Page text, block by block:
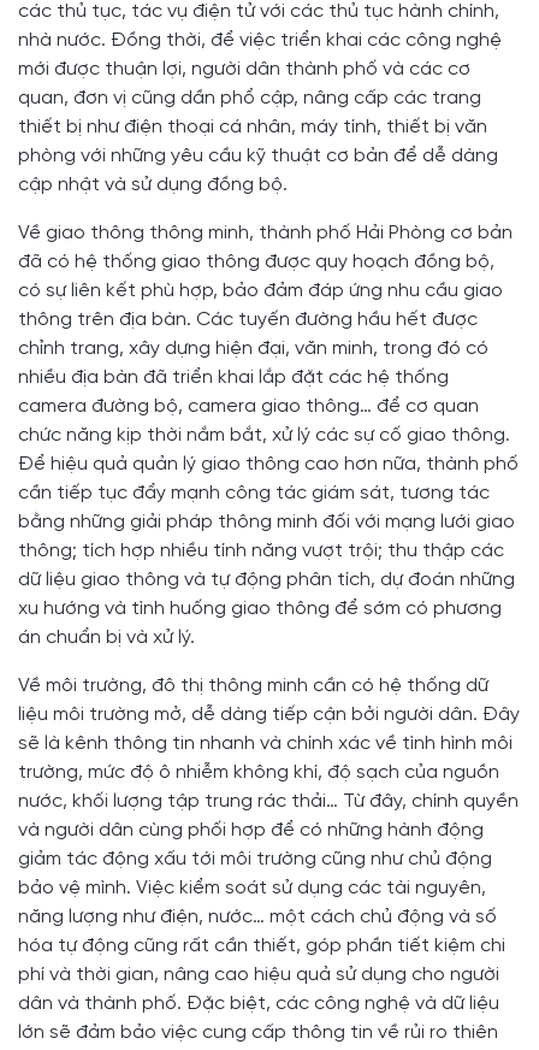
các thủ tục, tác vụ điện tử với các thủ tục hành chính,
nhà nước. Đồng thời, để việc triển khai các công nghệ
mới được thuận lợi, người dân thành phố và các cơ
quan, đơn vị cũng dần phổ cập, nâng cấp các trang
thiết bị như điện thoại cá nhân, máy tính, thiết bị văn
phòng với những yêu cầu kỹ thuật cơ bản để dễ dàng
cập nhật và sử dụng đồng bộ.
Về giao thông thông minh, thành phố Hải Phòng cơ bản
đã có hệ thống giao thông được quy hoạch đồng bộ,
có sự liên kết phù hợp, bảo đảm đáp ứng nhu cầu giao
thông trên địa bàn. Các tuyến đường hầu hết được
chỉnh trang, xây dựng hiện đại, văn minh, trong đó có
nhiều địa bàn đã triển khai lắp đặt các hệ thống
camera đường bộ, camera giao thông… để cơ quan
chức năng kịp thời nắm bắt, xử lý các sự cố giao thông.
Để hiệu quả quản lý giao thông cao hơn nữa, thành phố
cần tiếp tục đẩy mạnh công tác giám sát, tương tác
bằng những giải pháp thông minh đối với mạng lưới giao
thông; tích hợp nhiều tính năng vượt trội; thu thập các
dữ liệu giao thông và tự động phân tích, dự đoán những
xu hướng và tình huống giao thông để sớm có phương
án chuẩn bị và xử lý.
Về môi trường, đô thị thông minh cần có hệ thống dữ
liệu môi trường mở, dễ dàng tiếp cận bởi người dân. Đây
sẽ là kênh thông tin nhanh và chính xác về tình hình môi
trường, mức độ ô nhiễm không khí, độ sạch của nguồn
nước, khối lượng tập trung rác thải… Từ đây, chính quyền
và người dân cùng phối hợp để có những hành động
giảm tác động xấu tới môi trường cũng như chủ động
bảo vệ mình. Việc kiểm soát sử dụng các tài nguyên,
năng lượng như điện, nước… một cách chủ động và số
hóa tự động cũng rất cần thiết, góp phần tiết kiệm chi
phí và thời gian, nâng cao hiệu quả sử dụng cho người
dân và thành phố. Đặc biệt, các công nghệ và dữ liệu
lớn sẽ đảm bảo việc cung cấp thông tin về rủi ro thiên